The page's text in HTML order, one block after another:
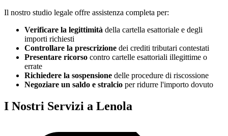
Il nostro studio legale offre assistenza completa per:
Verificare la legittimità della cartella esattoriale e degli
importi richiesti
Controllare la prescrizione dei crediti tributari contestati
Presentare ricorso contro cartelle esattoriali illegittime o
errate
Richiedere la sospensione delle procedure di riscossione
Negoziare un saldo e stralcio per ridurre l'importo dovuto
I Nostri Servizi a Lenola